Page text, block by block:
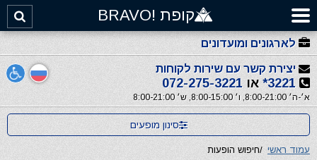
קופת !BRAVO
לארגונים ומועדונים
יצירת קשר עם שירות לקוחות
3221* או 072-275-3221
א׳-ה׳ 8:00-21:00, ו׳ 8:00-15:00, ש׳ 8:00-21:00
סינון מופעים
עמוד ראשי /חיפוש הופעות